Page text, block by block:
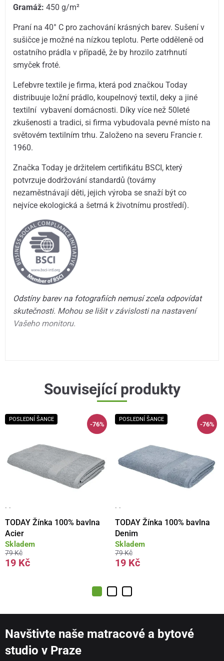
Gramáž: 450 g/m²
Praní na 40° C pro zachování krásných barev. Sušení v
sušičce je možné na nízkou teplotu. Perte odděleně od
ostatního prádla v případě, že by hrozilo zatrhnutí
smyček froté.
Lefebvre textile je firma, která pod značkou Today
distribuuje ložní prádlo, koupelnový textil, deky a jiné
textilní vybavení domácnosti. Díky více než 50leté
zkušenosti a tradici, si firma vybudovala pevné místo na
světovém textilním trhu. Založeno na severu Francie r.
1960.
Značka Today je držitelem certifikátu BSCI, který
potvrzuje dodržování standardů (továrny
nezaměstnávají děti, jejich výroba se snaží být co
nejvíce ekologická a šetrná k životnímu prostředí).
Odstíny barev na fotografiích nemusí zcela odpovídat
skutečnosti. Mohou se lišit v závislosti na nastavení
Vašeho monitoru.
Související produkty
POSLEDNÍ ŠANCE
-76%
· ·
TODAY Žínka 100% bavlna
Acier
Skladem
79 Kč
19 Kč
POSLEDNÍ ŠANCE
-76%
· ·
TODAY Žínka 100% bavlna
Denim
Skladem
79 Kč
19 Kč
Navštivte naše matracové a bytové
studio v Praze